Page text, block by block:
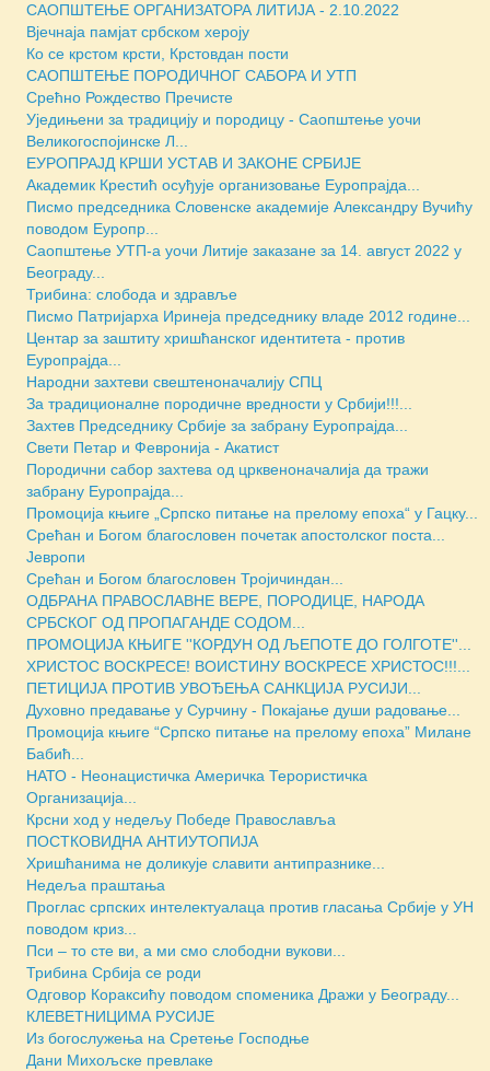
САОПШТЕЊЕ ОРГАНИЗАТОРА ЛИТИЈА - 2.10.2022
Вјечнаја памјат србском хероју
Ко се крстом крсти, Крстовдан пости
САОПШТЕЊЕ ПОРОДИЧНОГ САБОРА И УТП
Срећно Рождество Пречисте
Уједињени за традицију и породицу - Саопштење уочи
Великогоспојинске Л...
ЕУРОПРАЈД КРШИ УСТАВ И ЗАКОНЕ СРБИЈЕ
Академик Крестић осуђује организовање Еуропрајда...
Писмо председника Словенске академије Александру Вучићу
поводом Еуропр...
Саопштење УТП-а уочи Литије заказане за 14. август 2022 у
Београду...
Трибина: слобода и здравље
Писмо Патријарха Иринеја председнику владе 2012 године...
Центар за заштиту хришћанског идентитета - против
Еуропрајда...
Народни захтеви свештеноначалију СПЦ
За традиционалне породичне вредности у Србији!!!...
Захтев Председнику Србије за забрану Еуропрајда...
Свети Петар и Февронија - Акатист
Породични сабор захтева од црквеноначалија да тражи
забрану Еуропрајда...
Промоција књиге „Српско питање на прелому епоха“ у Гацку...
Срећан и Богом благословен почетак апостолског поста...
Јевропи
Срећан и Богом благословен Тројичиндан...
ОДБРАНА ПРАВОСЛАВНЕ ВЕРЕ, ПОРОДИЦЕ, НАРОДА
СРБСКОГ ОД ПРОПАГАНДЕ СОДОМ...
ПРОМОЦИЈА КЊИГЕ ''КОРДУН ОД ЉЕПОТЕ ДО ГОЛГОТЕ''...
ХРИСТОС ВОСКРЕСЕ! ВОИСТИНУ ВОСКРЕСЕ ХРИСТОС!!!...
ПЕТИЦИЈА ПРОТИВ УВОЂЕЊА САНКЦИЈА РУСИЈИ...
Духовно предавање у Сурчину - Покајање души радовање...
Промоција књиге “Српско питање на прелому епоха” Милане
Бабић...
НАТО - Неонацистичка Америчка Терористичка
Организација...
Крсни ход у недељу Победе Православља
ПОСТКОВИДНА АНТИУТОПИЈА
Хришћанима не доликује славити антипразнике...
Недеља праштања
Проглас српских интелектуалаца против гласања Србије у УН
поводом криз...
Пси – то сте ви, а ми смо слободни вукови...
Трибина Србија се роди
Одговор Кораксићу поводом споменика Дражи у Београду...
КЛЕВЕТНИЦИМА РУСИЈЕ
Из богослужења на Сретење Господње
Дани Михољске превлаке